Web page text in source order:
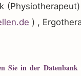
) ,
Sie in der Datenbank